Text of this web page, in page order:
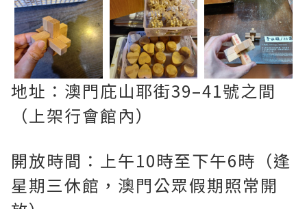
地址：澳門庇山耶街39–41號之間
（上架行會館內）
開放時間：上午10時至下午6時（逢
星期三休館，澳門公眾假期照常開